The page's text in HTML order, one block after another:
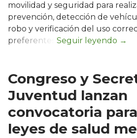
movilidad y seguridad para
prevención, detección de
robo y verificación del uso
preferentes.
Congreso y
Juventud lanzan
convocatoria
leyes de salud